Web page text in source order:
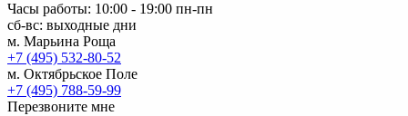
Часы работы: 10:00 - 19:00 пн-пн
сб-вс: выходные дни
м. Марьина Роща
+7 (495) 532-80-52
м. Октябрьское Поле
+7 (495) 788-59-99
Перезвоните мне